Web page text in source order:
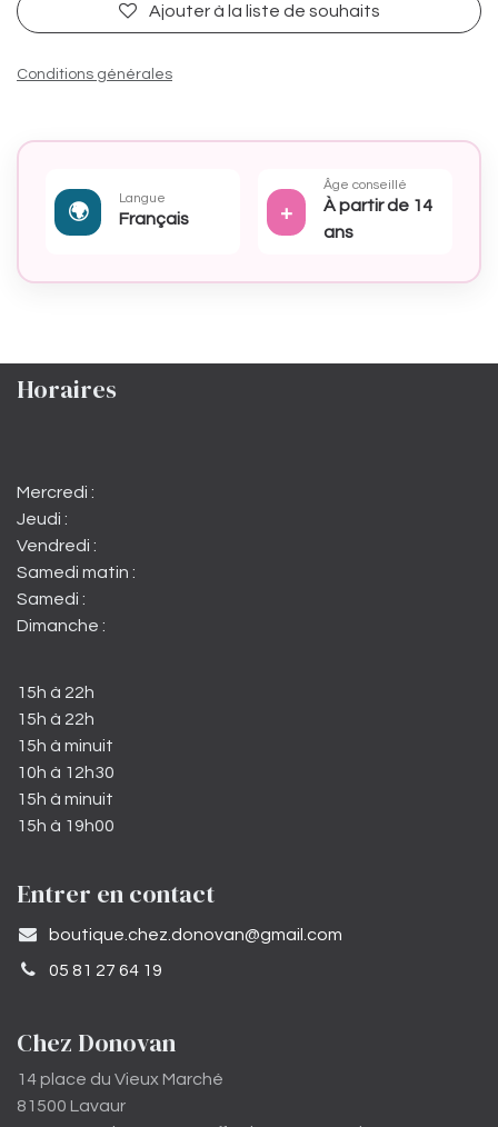
Ajouter à la liste de souhaits
Conditions générales
🌍
Langue
Français +
Âge conseillé
À partir de 14
ans
Horaires
Mercredi :
Jeudi :
Vendredi :
Samedi matin :
Samedi :
Dimanche :
15h à 22h
15h à 22h
15h à minuit
10h à 12h30
15h à minuit
15h à 19h00
Entrer en contact
​boutique.chez.donovan@gmail.com​
05 81 27 64 19
Chez Donovan
14 place du Vieux Marché
81500 Lavaur